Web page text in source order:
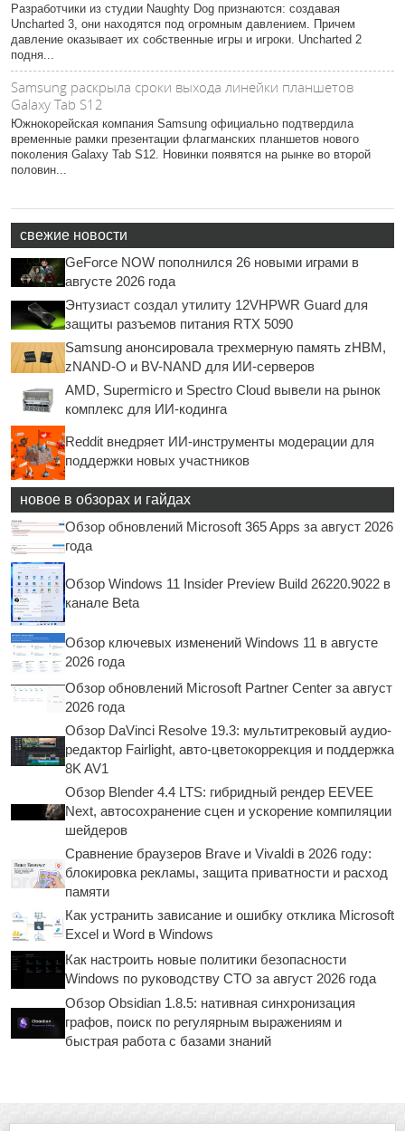
Разработчики из студии Naughty Dog признаются: создавая
Uncharted 3, они находятся под огромным давлением. Причем
давление оказывает их собственные игры и игроки. Uncharted 2
подня...
Samsung раскрыла сроки выхода линейки планшетов
Galaxy Tab S12
Южнокорейская компания Samsung официально подтвердила
временные рамки презентации флагманских планшетов нового
поколения Galaxy Tab S12. Новинки появятся на рынке во второй
половин...
свежие новости
GeForce NOW пополнился 26 новыми играми в
августе 2026 года
Энтузиаст создал утилиту 12VHPWR Guard для
защиты разъемов питания RTX 5090
Samsung анонсировала трехмерную память zHBM,
zNAND-O и BV-NAND для ИИ-серверов
AMD, Supermicro и Spectro Cloud вывели на рынок
комплекс для ИИ-кодинга
Reddit внедряет ИИ-инструменты модерации для
поддержки новых участников
новое в обзорах и гайдах
Обзор обновлений Microsoft 365 Apps за август 2026
года
Обзор Windows 11 Insider Preview Build 26220.9022 в
канале Beta
Обзор ключевых изменений Windows 11 в августе
2026 года
Обзор обновлений Microsoft Partner Center за август
2026 года
Обзор DaVinci Resolve 19.3: мультитрековый аудио-
редактор Fairlight, авто-цветокоррекция и поддержка
8K AV1
Обзор Blender 4.4 LTS: гибридный рендер EEVEE
Next, автосохранение сцен и ускорение компиляции
шейдеров
Сравнение браузеров Brave и Vivaldi в 2026 году:
блокировка рекламы, защита приватности и расход
памяти
Как устранить зависание и ошибку отклика Microsoft
Excel и Word в Windows
Как настроить новые политики безопасности
Windows по руководству CTO за август 2026 года
Обзор Obsidian 1.8.5: нативная синхронизация
графов, поиск по регулярным выражениям и
быстрая работа с базами знаний